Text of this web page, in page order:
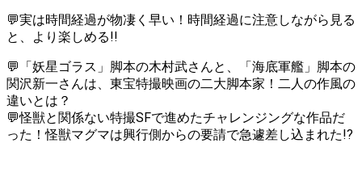
💬実は時間経過が物凄く早い！時間経過に注意しながら見る
と、より楽しめる!!
💬「妖星ゴラス」脚本の木村武さんと、「海底軍艦」脚本の
関沢新一さんは、東宝特撮映画の二大脚本家！二人の作風の
違いとは？
💬怪獣と関係ない特撮SFで進めたチャレンジングな作品だ
った！怪獣マグマは興行側からの要請で急遽差し込まれた!?